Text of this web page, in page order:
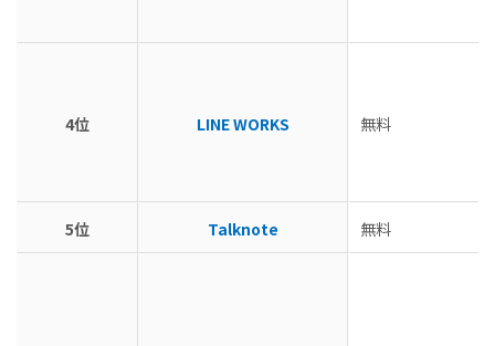
4位 LINE WORKS 無料
5位 Talknote 無料